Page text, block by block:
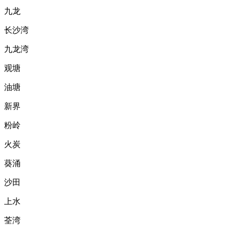
九龙
长沙湾
九龙湾
观塘
油塘
新界
粉岭
火炭
葵涌
沙田
上水
荃湾